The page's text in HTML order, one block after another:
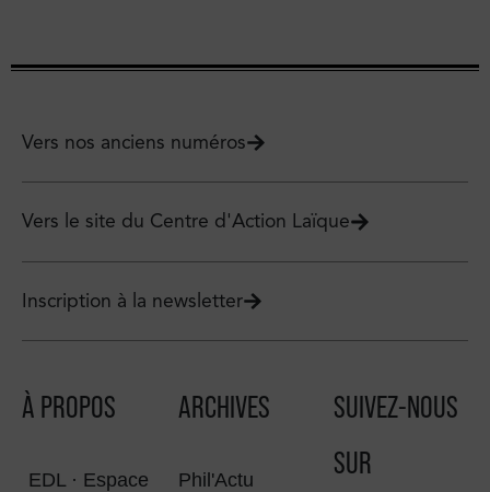
Vers nos anciens numéros
Vers le site du Centre d'Action Laïque
Inscription à la newsletter
À PROPOS
EDL · Espace
ARCHIVES
Phil'Actu
SUIVEZ-NOUS
SUR